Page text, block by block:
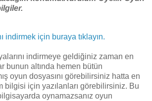
indirmek için buraya tıklayın.
indirmeye geldiğiniz zaman en
bunun altında hemen bütün
oyun dosyasını görebilirsiniz hatta en
bilgisi için yazılanları görebilirsiniz. Bu
oynamazsanız oyun